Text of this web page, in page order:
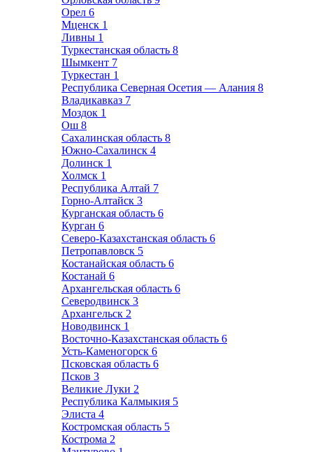
Орел 6
Мценск 1
Ливны 1
Туркестанская область 8
Шымкент 7
Туркестан 1
Республика Северная Осетия — Алания 8
Владикавказ 7
Моздок 1
Ош 8
Сахалинская область 8
Южно-Сахалинск 4
Долинск 1
Холмск 1
Республика Алтай 7
Горно-Алтайск 3
Курганская область 6
Курган 6
Северо-Казахстанская область 6
Петропавловск 5
Костанайская область 6
Костанай 6
Архангельская область 6
Северодвинск 3
Архангельск 2
Новодвинск 1
Восточно-Казахстанская область 6
Усть-Каменогорск 6
Псковская область 6
Псков 3
Великие Луки 2
Республика Калмыкия 5
Элиста 4
Костромская область 5
Кострома 2